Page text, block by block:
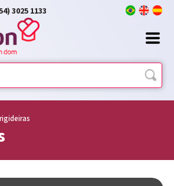
3025 1133